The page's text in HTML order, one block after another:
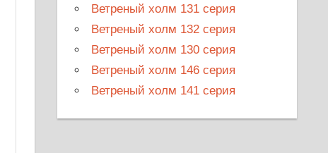
Ветреный холм 131 серия
Ветреный холм 132 серия
Ветреный холм 130 серия
Ветреный холм 146 серия
Ветреный холм 141 серия